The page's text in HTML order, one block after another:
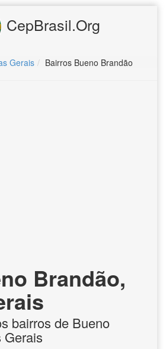
CepBrasil.Org
Gerais Bairros Bueno Brandão
Brandão,
bairros de Bueno
Gerais